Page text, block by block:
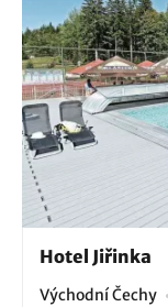
Hotel Jiřinka
Východní Čechy